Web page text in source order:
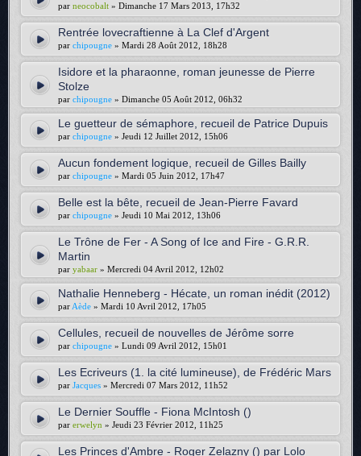
par neocobalt » Dimanche 17 Mars 2013, 17h32
Rentrée lovecraftienne à La Clef d'Argent
par chipougne » Mardi 28 Août 2012, 18h28
Isidore et la pharaonne, roman jeunesse de Pierre
Stolze
par chipougne » Dimanche 05 Août 2012, 06h32
Le guetteur de sémaphore, recueil de Patrice Dupuis
par chipougne » Jeudi 12 Juillet 2012, 15h06
Aucun fondement logique, recueil de Gilles Bailly
par chipougne » Mardi 05 Juin 2012, 17h47
Belle est la bête, recueil de Jean-Pierre Favard
par chipougne » Jeudi 10 Mai 2012, 13h06
Le Trône de Fer - A Song of Ice and Fire - G.R.R.
Martin
par yabaar » Mercredi 04 Avril 2012, 12h02
Nathalie Henneberg - Hécate, un roman inédit (2012)
par Aède » Mardi 10 Avril 2012, 17h05
Cellules, recueil de nouvelles de Jérôme sorre
par chipougne » Lundi 09 Avril 2012, 15h01
Les Ecriveurs (1. la cité lumineuse), de Frédéric Mars
par Jacques » Mercredi 07 Mars 2012, 11h52
Le Dernier Souffle - Fiona McIntosh ()
par erwelyn » Jeudi 23 Février 2012, 11h25
Les Princes d'Ambre - Roger Zelazny () par Lolo